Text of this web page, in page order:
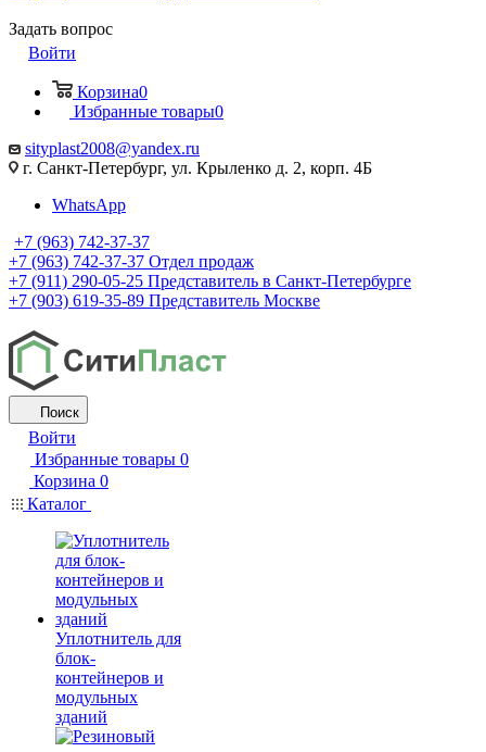
Задать вопрос
Войти
Корзина0
Избранные товары0
sityplast2008@yandex.ru
г. Санкт-Петербург, ул. Крыленко д. 2, корп. 4Б
WhatsApp
+7 (963) 742-37-37
+7 (963) 742-37-37 Отдел продаж
+7 (911) 290-05-25 Представитель в Санкт-Петербурге
+7 (903) 619-35-89 Представитель Москве
Поиск
Войти
Избранные товары 0
Корзина 0
Каталог
Уплотнитель для
блок-
контейнеров и
модульных
зданий